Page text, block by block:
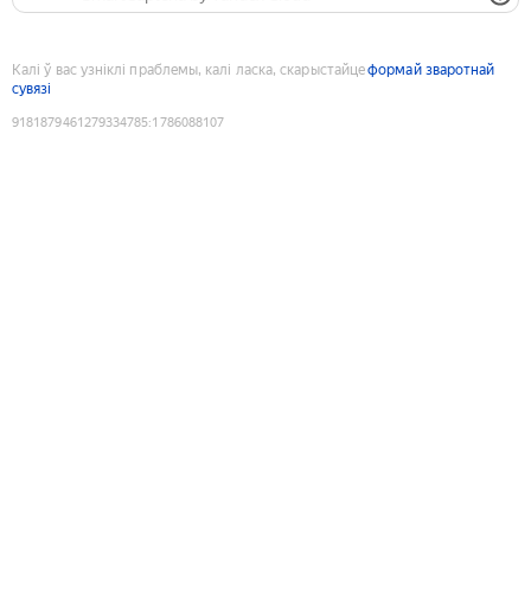
Калі ў вас узніклі праблемы, калі ласка, скарыстайцеформай зваротнай
сувязі
9181879461279334785:1786088107